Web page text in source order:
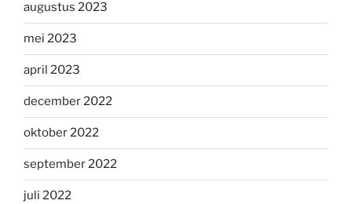
augustus 2023
mei 2023
april 2023
december 2022
oktober 2022
september 2022
juli 2022